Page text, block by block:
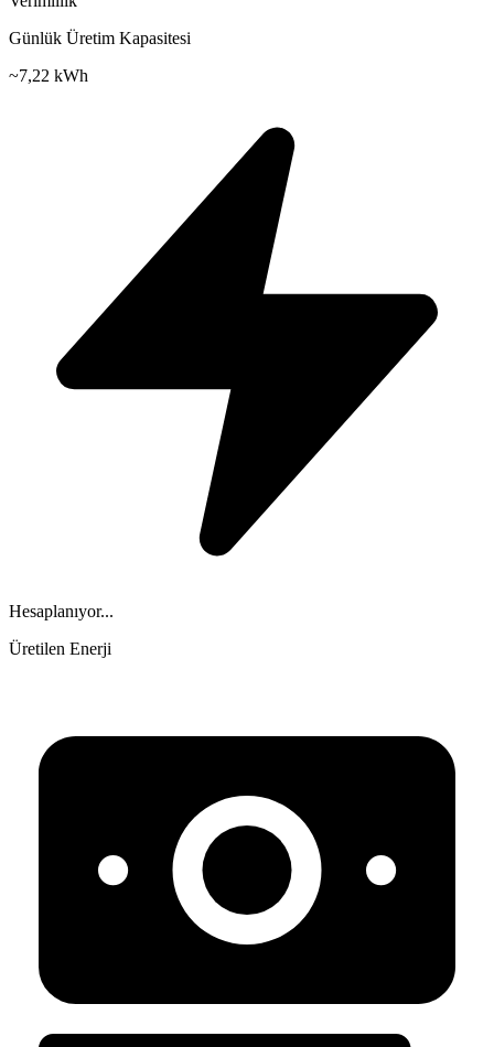
Günlük Üretim Kapasitesi
~7,22 kWh
Hesaplanıyor...
Üretilen Enerji